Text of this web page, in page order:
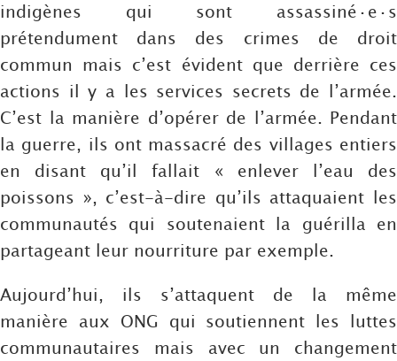
indigènes qui sont assassiné·e·s
prétendument dans des crimes de droit
commun mais c’est évident que derrière ces
actions il y a les services secrets de l’armée.
C’est la manière d’opérer de l’armée. Pendant
la guerre, ils ont massacré des villages entiers
en disant qu’il fallait « enlever l’eau des
poissons », c’est-à-dire qu’ils attaquaient les
communautés qui soutenaient la guérilla en
partageant leur nourriture par exemple.
Aujourd’hui, ils s’attaquent de la même
manière aux ONG qui soutiennent les luttes
communautaires mais avec un changement